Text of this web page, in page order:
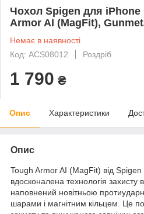
Чохол Spigen для iPhone
Armor AI (MagFit),
Немає в наявності
Код: ACS08012
Роздріб
1 790 ₴
Опис Характеристики
Опис
Tough Armor AI (MagFit) від
вдосконалена технологія
наповнений новітньою
шарами і магнітним кільцем. Це